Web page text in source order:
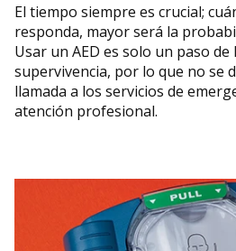
El tiempo siempre es crucial;
responda, mayor será la
Usar un AED es solo un paso de
supervivencia, por lo que no se
llamada a los servicios de
atención profesional.